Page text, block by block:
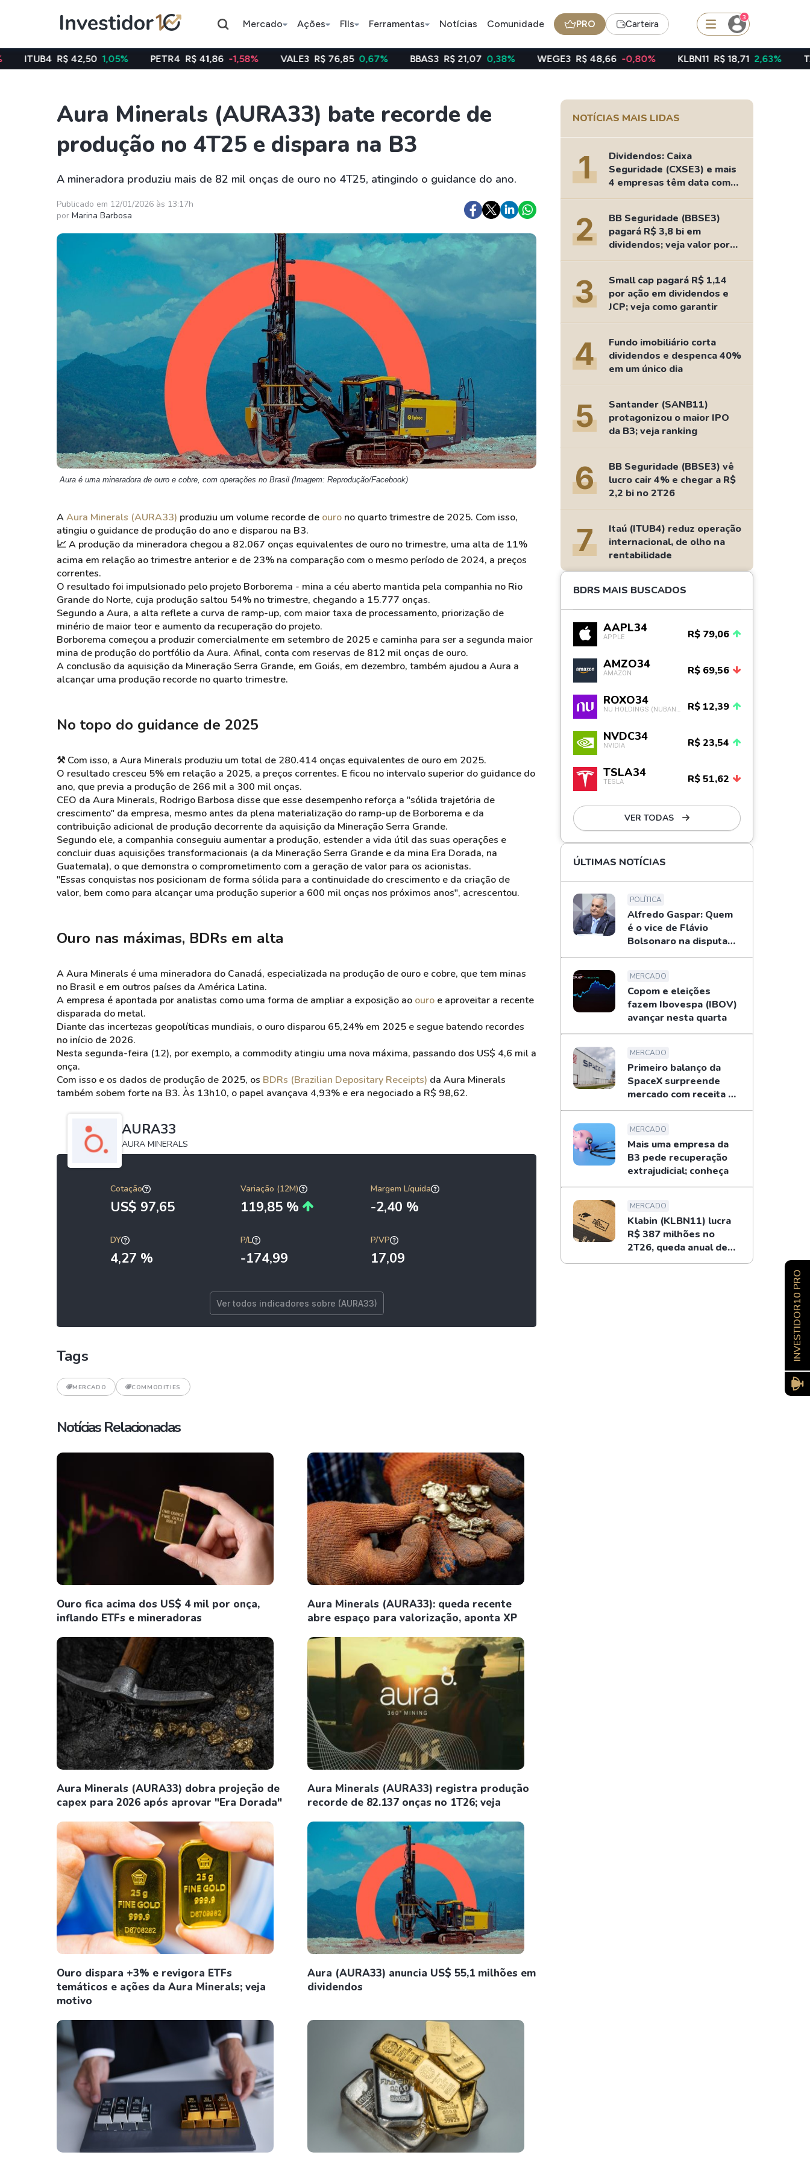
Mercado Ações FIIs Ferramentas Notícias Comunidade PRO Carteira
3
Assuntos do momento
Índice
Ibovespa
Commodity
Petróleo
Índice
Selic
Ação
BB Seguridade SpaceX
Taesa
Itausa
Klabin
Petrobrás
RECR11
KNRI11
KNCR11
Ver todos
IVVB11
SMAL11
HASH11
GOLD11
XINA11
Ver todos
Apple
Google
Meta
Coca-Cola
Ver todos
Criptomoedas
Bitcoin
Ethereum
Solana
Ideias
Agenda de Dividendos
Radar do Dividendo Inteligente
As Ações Mais Buscadas
Guia do Iniciante
R$ 42,50 1,05% PETR4 R$ 41,86 -1,58% VALE3 R$ 76,85 0,67% BBAS3 R$ 21,07 0,38% WEGE3 R$ 48,66 -0,80% KLBN11 R$ 18,71 2,63% TAEE11 R$
Aura Minerals (AURA33) bate recorde de
produção no 4T25 e dispara na B3
A mineradora produziu mais de 82 mil onças de ouro no 4T25, atingindo o guidance do ano.
Publicado em 12/01/2026 às 13:17h
por Marina Barbosa
Aura é uma mineradora de ouro e cobre, com operações no Brasil (Imagem: Reprodução/Facebook)
AAura Minerals (AURA33) produziu um volume recorde de ouro no quarto trimestre de 2025. Com isso,
atingiu o guidance de produção do ano e disparou na B3.
📈 A produção da mineradora chegou a 82.067 onças equivalentes de ouro no trimestre, uma alta de 11%
acima em relação ao trimestre anterior e de 23% na comparação com o mesmo período de 2024, a preços
correntes.
O resultado foi impulsionado pelo projeto Borborema - mina a céu aberto mantida pela companhia no Rio
Grande do Norte, cuja produção saltou 54% no trimestre, chegando a 15.777 onças.
Segundo a Aura, a alta reflete a curva de ramp-up, com maior taxa de processamento, priorização de
minério de maior teor e aumento da recuperação do projeto.
Borborema começou a produzir comercialmente em setembro de 2025 e caminha para ser a segunda maior
mina de produção do portfólio da Aura. Afinal, conta com reservas de 812 mil onças de ouro.
A conclusão da aquisição da Mineração Serra Grande, em Goiás, em dezembro, também ajudou a Aura a
alcançar uma produção recorde no quarto trimestre.
No topo do guidance de 2025
⚒️Com isso, a Aura Minerals produziu um total de 280.414 onças equivalentes de ouro em 2025.
O resultado cresceu 5% em relação a 2025, a preços correntes. E ficou no intervalo superior do guidance do
ano, que previa a produção de 266 mil a 300 mil onças.
CEO da Aura Minerals, Rodrigo Barbosa disse que esse desempenho reforça a "sólida trajetória de
crescimento" da empresa, mesmo antes da plena materialização do ramp-up de Borborema e da
contribuição adicional de produção decorrente da aquisição da Mineração Serra Grande.
Segundo ele, a companhia conseguiu aumentar a produção, estender a vida útil das suas operações e
concluir duas aquisições transformacionais (a da Mineração Serra Grande e da mina Era Dorada, na
Guatemala), o que demonstra o comprometimento com a geração de valor para os acionistas.
"Essas conquistas nos posicionam de forma sólida para a continuidade do crescimento e da criação de
valor, bem como para alcançar uma produção superior a 600 mil onças nos próximos anos", acrescentou.
Ouro nas máximas, BDRs em alta
A Aura Minerals é uma mineradora do Canadá, especializada na produção de ouro e cobre, que tem minas
no Brasil e em outros países da América Latina.
A empresa é apontada por analistas como uma forma de ampliar a exposição ao ouro e aproveitar a recente
disparada do metal.
Diante das incertezas geopolíticas mundiais, o ouro disparou 65,24% em 2025 e segue batendo recordes
no início de 2026.
Nesta segunda-feira (12), por exemplo, a commodity atingiu uma nova máxima, passando dos US$ 4,6 mil a
onça.
Com isso e os dados de produção de 2025, os BDRs (Brazilian Depositary Receipts) da Aura Minerals
também sobem forte na B3. Às 13h10, o papel avançava 4,93% e era negociado a R$ 98,62.
AURA33
AURA MINERALS
Cotação
US$ 97,65
Variação (12M)
119,85 %
Margem Líquida
-2,40 %
DY
4,27 %
P/L
-174,99
P/VP
17,09
Ver todos indicadores sobre (AURA33)
Tags
MERCADO COMMODITIES
Notícias Relacionadas
Ouro fica acima dos US$ 4 mil por onça,
inflando ETFs e mineradoras
Aura Minerals (AURA33): queda recente
abre espaço para valorização, aponta XP
Aura Minerals (AURA33) dobra projeção de
capex para 2026 após aprovar "Era Dorada"
Aura Minerals (AURA33) registra produção
recorde de 82.137 onças no 1T26; veja
Ouro dispara +3% e revigora ETFs
temáticos e ações da Aura Minerals; veja
motivo
Aura (AURA33) anuncia US$ 55,1 milhões em
dividendos
NOTÍCIAS MAIS LIDAS
1
Dividendos: Caixa
Seguridade (CXSE3) e mais
4 empresas têm data com
nesta 2ª feira
2
BB Seguridade (BBSE3)
pagará R$ 3,8 bi em
dividendos; veja valor por
ação
3
Small cap pagará R$ 1,14
por ação em dividendos e
JCP; veja como garantir
4
Fundo imobiliário corta
dividendos e despenca 40%
em um único dia
5
Santander (SANB11)
protagonizou o maior IPO
da B3; veja ranking
6
BB Seguridade (BBSE3) vê
lucro cair 4% e chegar a R$
2,2 bi no 2T26
7
Itaú (ITUB4) reduz operação
internacional, de olho na
rentabilidade
BDRS MAIS BUSCADOS
AAPL34
APPLE R$ 79,06
AMZO34
AMAZON R$ 69,56
ROXO34 R$ 12,39
NVDC34
NVIDIA R$ 23,54
TSLA34
TESLA R$ 51,62
VER TODAS
ÚLTIMAS NOTÍCIAS
POLÍTICA
Alfredo Gaspar: Quem
é o vice de Flávio
Bolsonaro na disputa
pela Presidência
MERCADO
Copom e eleições
fazem Ibovespa (IBOV)
avançar nesta quarta
MERCADO
Primeiro balanço da
SpaceX surpreende
mercado com receita de
US$ 7,8 bilhões
MERCADO
Mais uma empresa da
B3 pede recuperação
extrajudicial; conheça
MERCADO
Klabin (KLBN11) lucra
R$ 387 milhões no
2T26, queda anual de
34%
INVESTIDOR10 PRO